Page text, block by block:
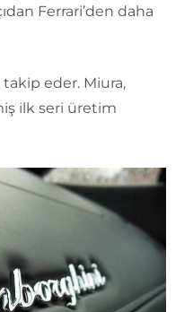
Ferrari’den daha
takip eder. Miura,
ilk seri üretim